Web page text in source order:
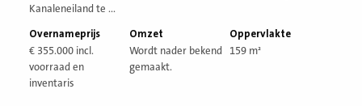
Kanaleneiland te ...
Overnameprijs
€ 355.000 incl.
voorraad en
inventaris
Omzet
Wordt nader bekend
gemaakt.
Oppervlakte
159 m²